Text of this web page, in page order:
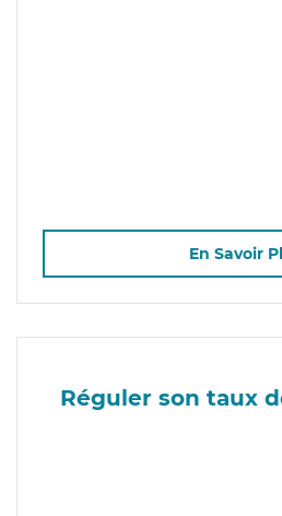
En Savoir
Réguler son taux